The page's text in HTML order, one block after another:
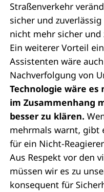
Straßenverkehr
sicher und
nicht mehr sicher und
Ein weiterer Vorteil
Assistenten wäre
Nachverfolgung von
Technologie wäre es
im Zusammenhang
besser zu klären.
mehrmals warnt, gibt
für ein Nicht-
Aus Respekt vor den
müssen wir es zu
konsequent für